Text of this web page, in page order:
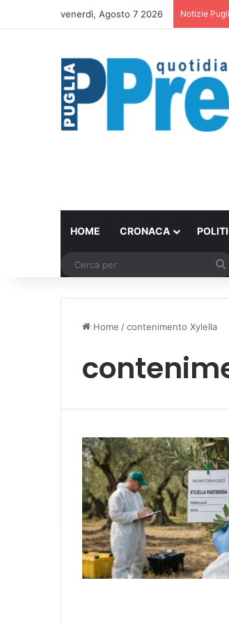
venerdì, Agosto 7 2026 Notizie
HOME CRONACA
Home /contenimento Xylella